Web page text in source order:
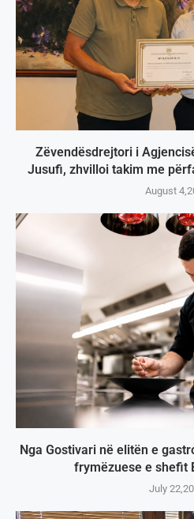
Zëvendësdrejtori i
Jusufi, zhvilloi takim me
August
Nga Gostivari në elitën e
frymëzuese e shefit
July